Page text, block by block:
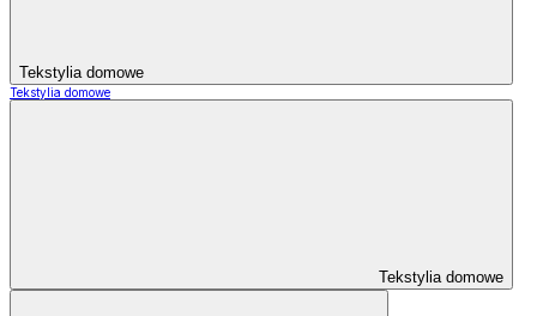
Tekstylia domowe
Tekstylia domowe
Tekstylia domowe